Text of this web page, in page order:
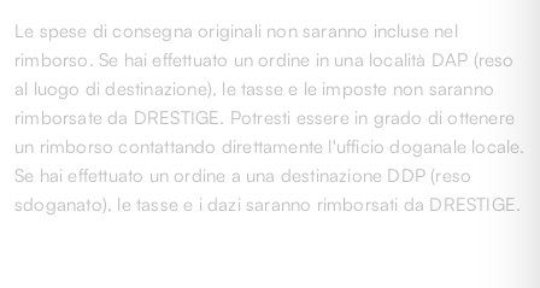
Le spese di consegna originali non saranno incluse nel
rimborso. Se hai effettuato un ordine in una località DAP (reso
al luogo di destinazione), le tasse e le imposte non saranno
rimborsate da DRESTIGE. Potresti essere in grado di ottenere
un rimborso contattando direttamente l'ufficio doganale locale.
Se hai effettuato un ordine a una destinazione DDP (reso
sdoganato), le tasse e i dazi saranno rimborsati da DRESTIGE.